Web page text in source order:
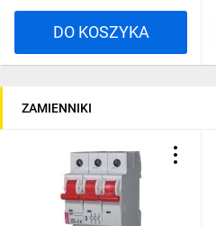
DO KOSZYKA
ZAMIENNIKI